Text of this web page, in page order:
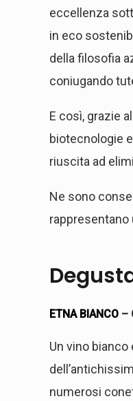
eccellenza
in eco
della filosofia
coniugando
E così, grazie
biotecnologie
riuscita ad
Ne sono
rappresentano
ETNA BIANCO –
Un vino
numerosi